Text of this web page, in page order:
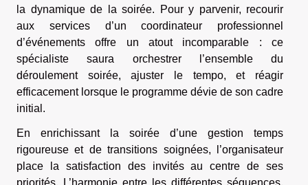
la dynamique de la soirée. Pour y parvenir, recourir
aux services d’un coordinateur professionnel
d’événements offre un atout incomparable : ce
spécialiste saura orchestrer l’ensemble du
déroulement soirée, ajuster le tempo, et réagir
efficacement lorsque le programme dévie de son cadre
initial.
En enrichissant la soirée d’une gestion temps
rigoureuse et de transitions soignées, l’organisateur
place la satisfaction des invités au centre de ses